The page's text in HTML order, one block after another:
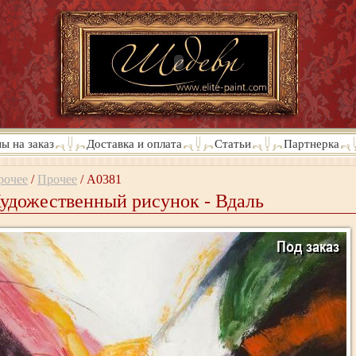
на заказ Доставка и оплата Статьи Партнерка
/ Прочее / A0381
рисунок - Вдаль